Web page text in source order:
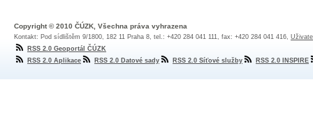
Copyright © 2010 ČÚZK, Všechna práva vyhrazena
Kontakt: Pod sídlištěm 9/1800, 182 11 Praha 8, tel.: +420 284 041 111, fax: +420 284 041 416,
RSS 2.0 Geoportál ČÚZK
RSS 2.0 Aplikace
RSS 2.0 Datové sady RSS 2.0 Síťové služby RSS 2.0 INSPIRE